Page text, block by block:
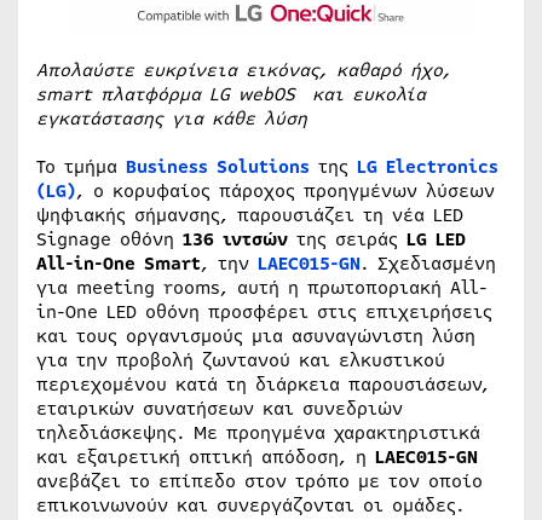
Απολαύστε ευκρίνεια εικόνας, καθαρό ήχο,
smart πλατφόρμα LG webOS και ευκολία
εγκατάστασης για κάθε λύση
Το τμήμα Business Solutions της LG Electronics
(LG), ο κορυφαίος πάροχος προηγμένων λύσεων
ψηφιακής σήμανσης, παρουσιάζει τη νέα LED
Signage οθόνη 136 ιντσών της σειράς LG LED
All-in-One Smart, την LAEC015-GN. Σχεδιασμένη
για meeting rooms, αυτή η πρωτοποριακή All-
in-One LED οθόνη προσφέρει στις επιχειρήσεις
και τους οργανισμούς μια ασυναγώνιστη λύση
για την προβολή ζωντανού και ελκυστικού
περιεχομένου κατά τη διάρκεια παρουσιάσεων,
εταιρικών συνατήσεων και συνεδριών
τηλεδιάσκεψης. Με προηγμένα χαρακτηριστικά
και εξαιρετική οπτική απόδοση, η LAEC015-GN
ανεβάζει το επίπεδο στον τρόπο με τον οποίο
επικοινωνούν και συνεργάζονται οι ομάδες.